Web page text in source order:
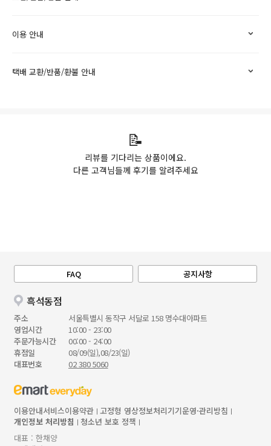
이용 안내
택배 교환/반품/환불 안내
📝
리뷰를 기다리는 상품이에요.
다른 고객님들께 후기를 알려주세요
FAQ 공지사항
흑석동점
주소
서울특별시 동작구 서달로 158 명수대아파트
영업시간
10:00 - 23:00
주문가능시간
00:00 - 24:00
휴점일
08/09(일),08/23(일)
대표번호
02 380 5060
이용안내서비스이용약관 고정형 영상정보처리기기운영·관리방침
개인정보 처리방침
청소년 보호 정책
대표 : 한채양